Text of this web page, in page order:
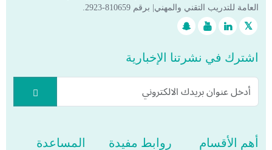
العامة للتدريب التقني والمهني| برقم 810659-2923.
اشترك في نشرتنا الإخبارية
أهم الأقسام روابط مفيدة المساعدة